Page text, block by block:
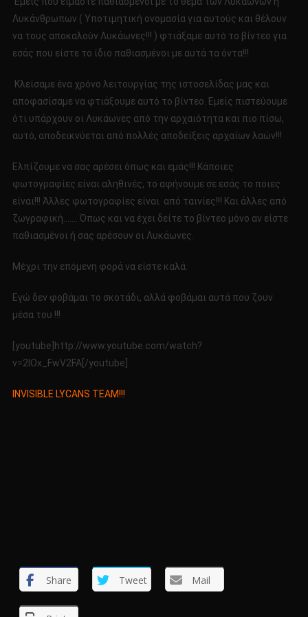
LYCANS
TEAM!!!!
Λυκάνθρωπων ( Υποτιμητική ονομασία για αυτούς και θέλουν
να τους αποκαλούν Λυκάωνες!!! ) φτιάξαμε αυτό το βίντεο για
εσάς που είστε το ίδιο παθιασμένοι με αυτά τα όντα!!!
Κλείσαμε ένα χρόνο λειτουργίας της ιστοσελίδας μας και
αποφασίσαμε να φτιάξουμε αυτό το βίντεο. Εμείς πιστεύουμε
ότι υπάρχουν οι Λυκάωνες από την αρχαιότητα και πιο πίσω,
αυτό, αποδεικνύεται από πολλές αποδείξεις αρχαίων λαών!!!
Ελπίζουμε να σας αρέσει όπως και εμάς!!! Κάποιες
φωτογραφίες είναι αληθινές, το αφήνουμε σε εσάς το ποιες
είναι!!! Άλλες φωτογραφίες είναι από ταινίες!!! Και άλλες από
ζωγραφική……. Όπως και να έχει δείτε το βίντεο μόνο αν είστε
παθιασμένοι ή σας αρέσουν οι Λυκάωνες.
Μέχρι την επόμενη φορά να είστε καλά.
Εγώ δεν φοβάμαι το σκοτάδι, αλλά φοβάμαι αυτά που ζουν
μέσα του !!!
[youtube]http://www.youtube.com/watch?
v=2lOx_FwV2FA[/youtube]
INVISIBLE LYCANS TEAM!!!
Share Tweet Mail